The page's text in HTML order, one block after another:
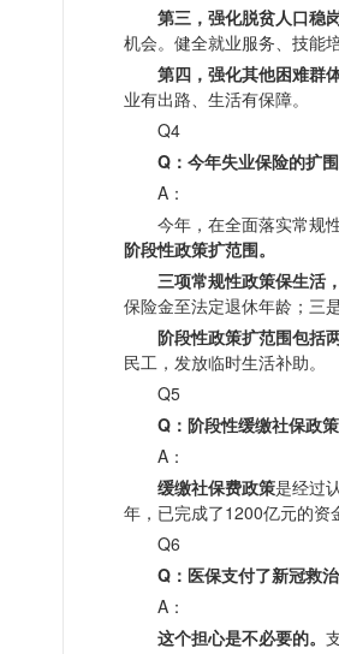
第三，强化脱贫人口稳岗
机会。健全就业服务、技能
第四，强化其他困难群
业有出路、生活有保障。
Q4
Q：今年失业保险的扩
A：
今年，在全面落实常规
阶段性政策扩范围。
三项常规性政策保生活 ，
保险金至法定退休年龄； 三
阶段性政策扩范围包括
民工，发放临时生活补助。
Q5
Q：阶段性缓缴社保政
A：
缓缴社保费政策是经过
年，已完成了1200亿元的资
Q6
Q：医保支付了新冠救
A：
这个担心是不必要的。